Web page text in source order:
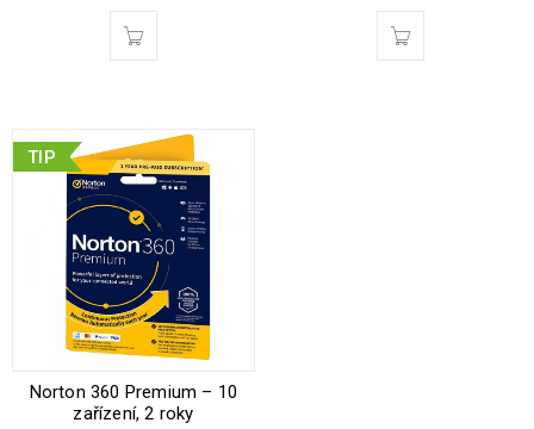
TIP
Norton 360 Premium – 10
zařízení, 2 roky